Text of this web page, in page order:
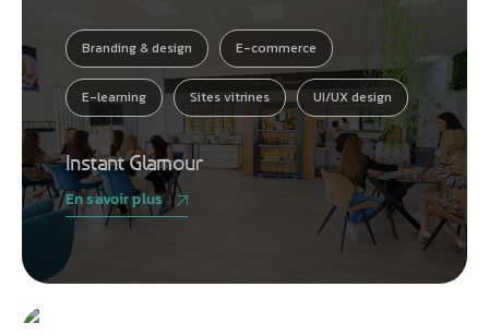
Branding & design E-commerce
E-learning Sites vitrines UI/UX design
Instant Glamour
En savoir plus